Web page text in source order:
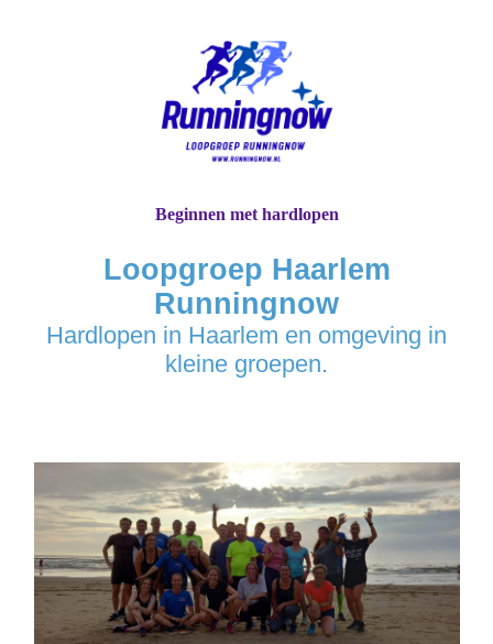
Loopgroep Haarlem
Runningnow
Hardlopen in Haarlem en omgeving in
kleine groepen.
Beginnen met hardlopen